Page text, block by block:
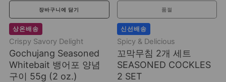
장바구니에 담기
상온배송
Crispy Savory Delight
Gochujang Seasoned
Whitebait 뱅어포 양념
구이 55g (2 oz.)
품절
신선배송
Spicy & Delicious
꼬막무침 2개 세트
SEASONED COCKLES
2 SET